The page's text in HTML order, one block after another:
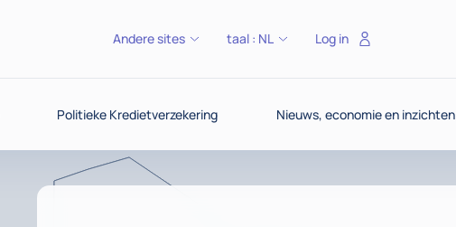
Politieke Kredietverzekering Nieuws, economie en inzichten
Andere sites taal : NL Log in